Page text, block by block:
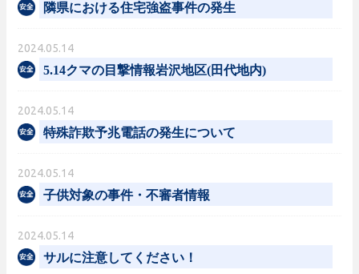
隣県における住宅強盗事件の発生
2024.05.14
5.14クマの目撃情報岩沢地区(田代地内)
2024.05.14
特殊詐欺予兆電話の発生について
2024.05.14
子供対象の事件・不審者情報
2024.05.14
サルに注意してください！